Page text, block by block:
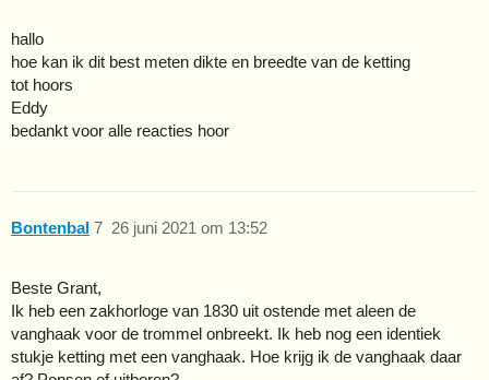
hallo
hoe kan ik dit best meten dikte en breedte van de ketting
tot hoors
Eddy
bedankt voor alle reacties hoor
Bontenbal 26 juni 2021 om 13:52
7
Beste Grant,
Ik heb een zakhorloge van 1830 uit ostende met aleen de
vanghaak voor de trommel onbreekt. Ik heb nog een identiek
stukje ketting met een vanghaak. Hoe krijg ik de vanghaak daar